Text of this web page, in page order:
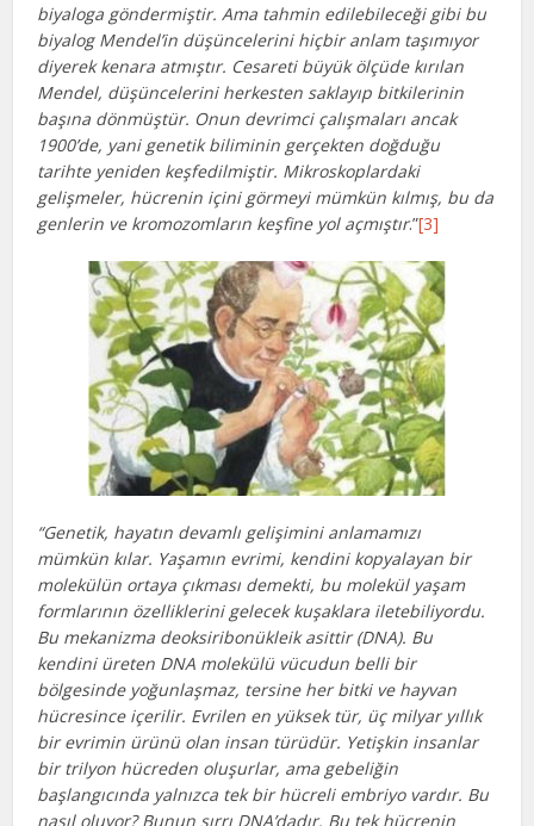
biyaloga göndermiştir. Ama tahmin edilebileceği gibi bu
biyalog Mendel’in düşüncelerini hiçbir anlam taşımıyor
diyerek kenara atmıştır. Cesareti büyük ölçüde kırılan
Mendel, düşüncelerini herkesten saklayıp bitkilerinin
başına dönmüştür. Onun devrimci çalışmaları ancak
1900’de, yani genetik biliminin gerçekten doğduğu
tarihte yeniden keşfedilmiştir. Mikroskoplardaki
gelişmeler, hücrenin içini görmeyi mümkün kılmış, bu da
genlerin ve kromozomların keşfine yol açmıştır.”[3]
“Genetik, hayatın devamlı gelişimini anlamamızı
mümkün kılar. Yaşamın evrimi, kendini kopyalayan bir
molekülün ortaya çıkması demekti, bu molekül yaşam
formlarının özelliklerini gelecek kuşaklara iletebiliyordu.
Bu mekanizma deoksiribonükleik asittir (DNA). Bu
kendini üreten DNA molekülü vücudun belli bir
bölgesinde yoğunlaşmaz, tersine her bitki ve hayvan
hücresince içerilir. Evrilen en yüksek tür, üç milyar yıllık
bir evrimin ürünü olan insan türüdür. Yetişkin insanlar
bir trilyon hücreden oluşurlar, ama gebeliğin
başlangıcında yalnızca tek bir hücreli embriyo vardır. Bu
nasıl oluyor? Bunun sırrı DNA’dadır. Bu tek hücrenin